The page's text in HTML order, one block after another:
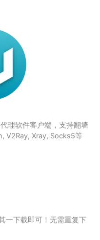
理软件客户端，支持翻墙
V2Ray, Xray, Socks5等
一下载即可！无需重复下